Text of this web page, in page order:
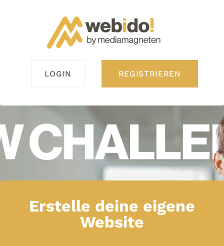
LOGIN REGISTRIEREN
Erstelle deine eigene
Website